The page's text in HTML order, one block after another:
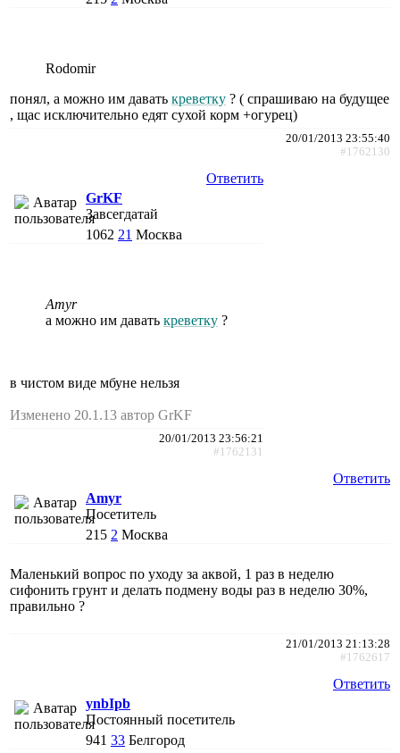
Rodomir
понял, а можно им давать креветку ? ( спрашиваю на будущее
, щас исключительно едят сухой корм +огурец)
20/01/2013 23:55:40
#1762130
Ответить
GrKF
Завсегдатай
1062 21 Москва
Amyr
а можно им давать креветку ?
в чистом виде мбуне нельзя
Изменено 20.1.13 автор GrKF
20/01/2013 23:56:21
#1762131
Ответить
Amyr
Посетитель
215 2 Москва
Маленький вопрос по уходу за аквой, 1 раз в неделю
сифонить грунт и делать подмену воды раз в неделю 30%,
правильно ?
21/01/2013 21:13:28
#1762617
Ответить
ynbIpb
Постоянный посетитель
941 33 Белгород